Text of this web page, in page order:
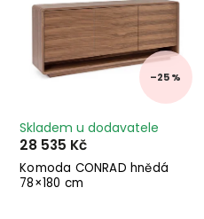
–25 %
Komoda CONRAD hnědá
78×180 cm
Skladem u dodavatele
28 535 Kč